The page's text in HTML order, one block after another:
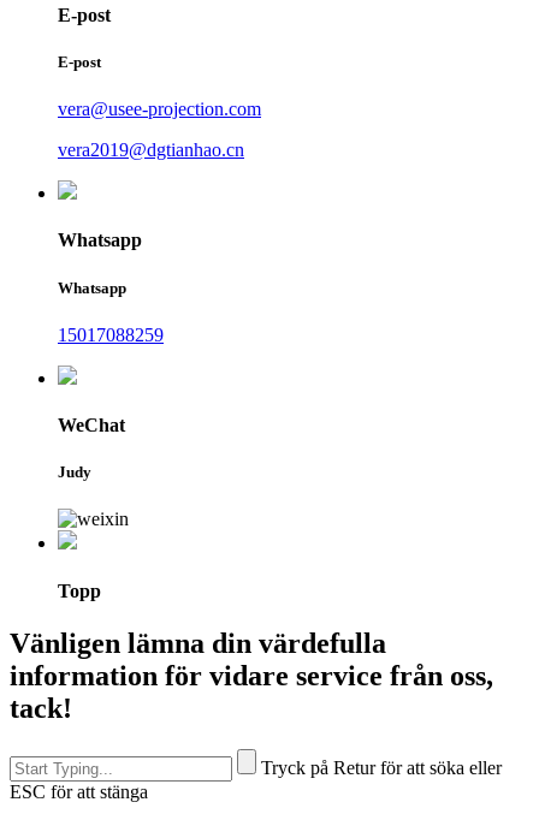
E-post
E-post
vera@usee-projection.com
vera2019@dgtianhao.cn
Whatsapp
Whatsapp
15017088259
WeChat
Judy
Topp
Vänligen lämna din värdefulla
information för vidare service från oss,
tack!
Tryck på Retur för att söka eller
ESC för att stänga